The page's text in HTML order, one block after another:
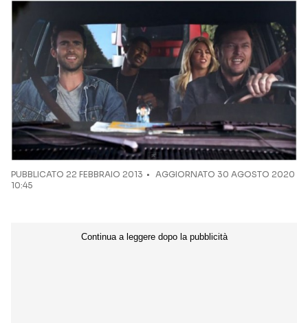
PUBBLICATO 22 FEBBRAIO 2013
AGGIORNATO 30 AGOSTO 2020
10:45